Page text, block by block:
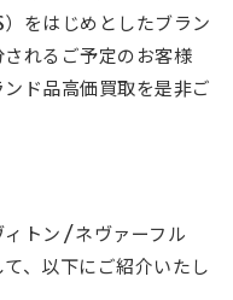
）をはじめとしたブラン
れるご予定のお客様
ド品高価買取を是非ご
ィトン/ネヴァーフル
、以下にご紹介いたし